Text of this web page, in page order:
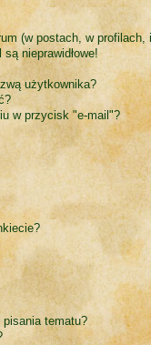
(w postach, w profilach,
nieprawidłowe!
użytkownika?
w przycisk "e-mail"?
tematu?